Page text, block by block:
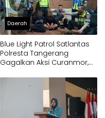
Daerah
Blue Light Patrol Satlantas
Polresta Tangerang
Gagalkan Aksi Curanmor,